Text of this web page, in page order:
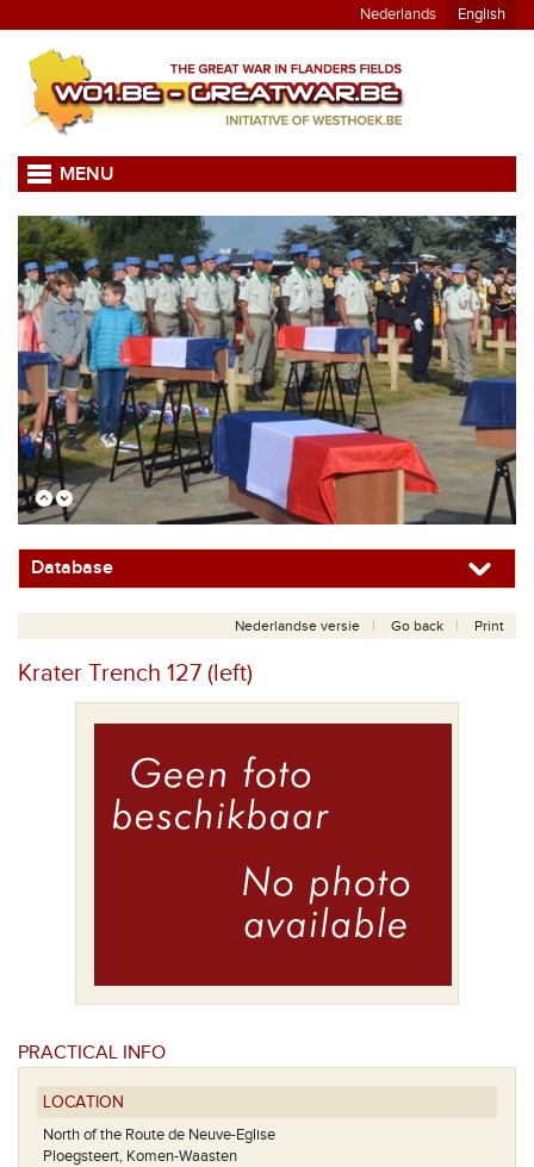
Nederlands English
MENU
Database
Nederlandse versie Go back Print
Krater Trench 127 (left)
PRACTICAL INFO
LOCATION
North of the Route de Neuve-Eglise
Ploegsteert, Komen-Waasten